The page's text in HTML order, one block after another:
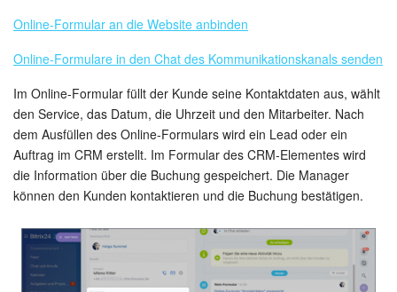
Online-Formular an die Website anbinden
Online-Formulare in den Chat des Kommunikationskanals senden
Im Online-Formular füllt der Kunde seine Kontaktdaten aus, wählt
den Service, das Datum, die Uhrzeit und den Mitarbeiter. Nach
dem Ausfüllen des Online-Formulars wird ein Lead oder ein
Auftrag im CRM erstellt. Im Formular des CRM-Elementes wird
die Information über die Buchung gespeichert. Die Manager
können den Kunden kontaktieren und die Buchung bestätigen.